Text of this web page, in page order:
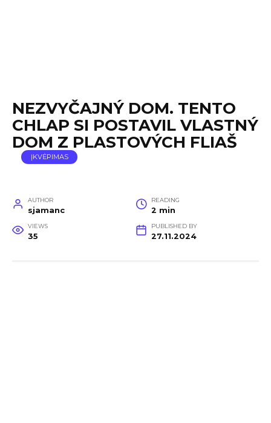
NEZVYČAJNÝ DOM. TENTO
CHLAP SI POSTAVIL VLASTNÝ
DOM Z PLASTOVÝCH FLIAŠ
ĮKVĖPIMAS
AUTHOR
sjamanc
READING
2 min
VIEWS
35
PUBLISHED BY
27.11.2024